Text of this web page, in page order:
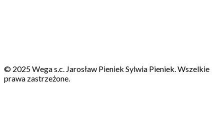
© 2025 Wega s.c. Jarosław Pieniek Sylwia Pieniek. Wszelkie
prawa zastrzeżone.